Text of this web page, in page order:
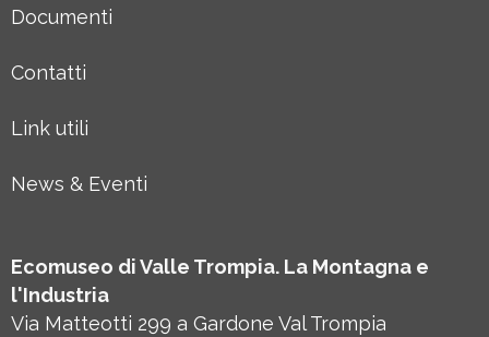
Documenti
Contatti
Link utili
News & Eventi
Ecomuseo di Valle Trompia. La Montagna e
l'Industria
Via Matteotti 299 a Gardone Val Trompia